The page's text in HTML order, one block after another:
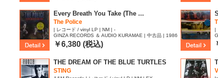
Every Breath You Take (The ...
The Police
| レコード / vinyl LP | NM | -
GINZA RECORDS ＆ AUDIO KURAMAE | 中古品 | 1986
| 商品ID:2652921
￥6,380 (税込)
|
THE DREAM OF THE BLUE TURTLES
STING